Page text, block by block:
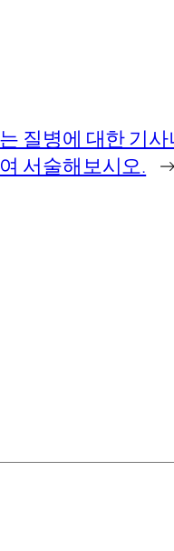
질병에 대한 기
서술해보시오. →